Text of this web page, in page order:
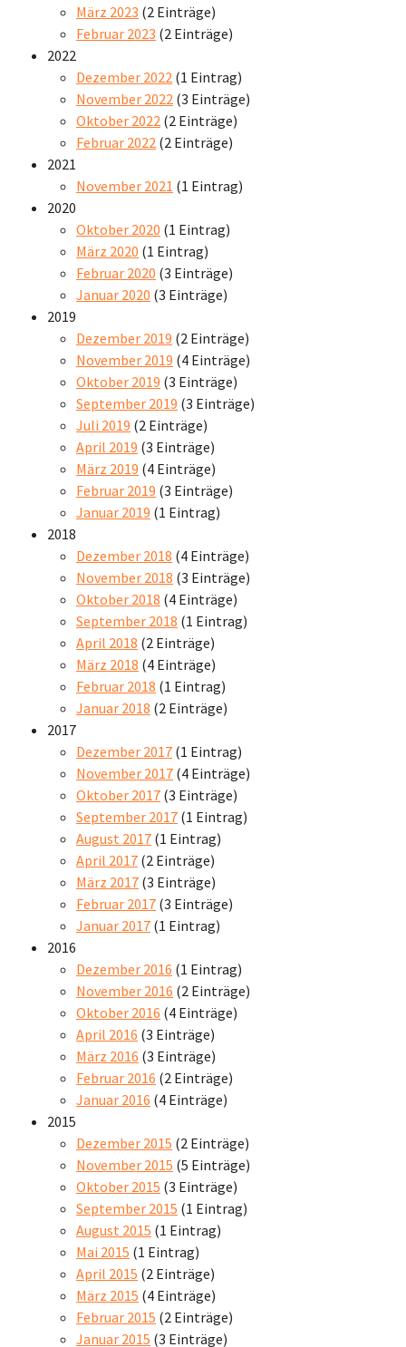
März 2023 (2 Einträge)
Februar 2023 (2 Einträge)
2022
Dezember 2022 (1 Eintrag)
November 2022 (3 Einträge)
Oktober 2022 (2 Einträge)
Februar 2022 (2 Einträge)
2021
November 2021 (1 Eintrag)
2020
Oktober 2020 (1 Eintrag)
März 2020 (1 Eintrag)
Februar 2020 (3 Einträge)
Januar 2020 (3 Einträge)
2019
Dezember 2019 (2 Einträge)
November 2019 (4 Einträge)
Oktober 2019 (3 Einträge)
September 2019 (3 Einträge)
Juli 2019 (2 Einträge)
April 2019 (3 Einträge)
März 2019 (4 Einträge)
Februar 2019 (3 Einträge)
Januar 2019 (1 Eintrag)
2018
Dezember 2018 (4 Einträge)
November 2018 (3 Einträge)
Oktober 2018 (4 Einträge)
September 2018 (1 Eintrag)
April 2018 (2 Einträge)
März 2018 (4 Einträge)
Februar 2018 (1 Eintrag)
Januar 2018 (2 Einträge)
2017
Dezember 2017 (1 Eintrag)
November 2017 (4 Einträge)
Oktober 2017 (3 Einträge)
September 2017 (1 Eintrag)
August 2017 (1 Eintrag)
April 2017 (2 Einträge)
März 2017 (3 Einträge)
Februar 2017 (3 Einträge)
Januar 2017 (1 Eintrag)
2016
Dezember 2016 (1 Eintrag)
November 2016 (2 Einträge)
Oktober 2016 (4 Einträge)
April 2016 (3 Einträge)
März 2016 (3 Einträge)
Februar 2016 (2 Einträge)
Januar 2016 (4 Einträge)
2015
Dezember 2015 (2 Einträge)
November 2015 (5 Einträge)
Oktober 2015 (3 Einträge)
September 2015 (1 Eintrag)
August 2015 (1 Eintrag)
Mai 2015 (1 Eintrag)
April 2015 (2 Einträge)
März 2015 (4 Einträge)
Februar 2015 (2 Einträge)
Januar 2015 (3 Einträge)